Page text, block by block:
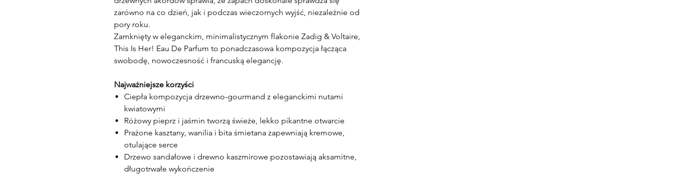
zarówno na co dzień, jak i podczas wieczornych wyjść, niezależnie od
pory roku.
Zamknięty w eleganckim, minimalistycznym flakonie Zadig & Voltaire,
This Is Her! Eau De Parfum to ponadczasowa kompozycja łącząca
swobodę, nowoczesność i francuską elegancję.
Najważniejsze korzyści
Ciepła kompozycja drzewno-gourmand z eleganckimi nutami
kwiatowymi
Różowy pieprz i jaśmin tworzą świeże, lekko pikantne otwarcie
Prażone kasztany, wanilia i bita śmietana zapewniają kremowe,
otulające serce
Drzewo sandałowe i drewno kaszmirowe pozostawiają aksamitne,
długotrwałe wykończenie